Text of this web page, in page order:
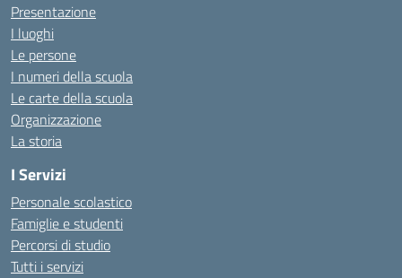
Presentazione
I luoghi
Le persone
I numeri della scuola
Le carte della scuola
Organizzazione
La storia
I Servizi
Personale scolastico
Famiglie e studenti
Percorsi di studio
Tutti i servizi